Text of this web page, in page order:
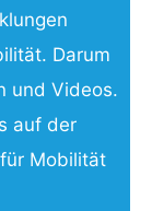
Darum
und Videos.
auf der
Mobilität